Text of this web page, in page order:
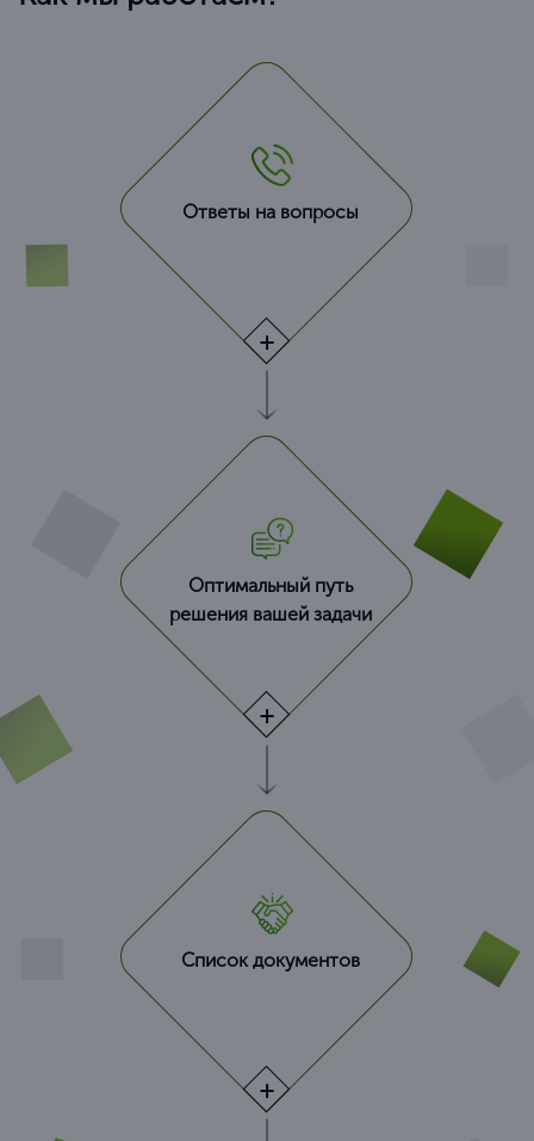
Ответы на вопросы
Оптимальный путь
решения вашей задачи
Список документов